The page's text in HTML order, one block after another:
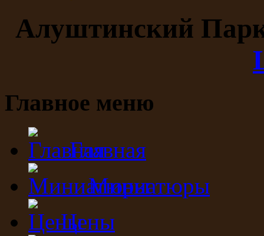
Алуштинский
Главное меню
Главная
Миниатюры
Цены